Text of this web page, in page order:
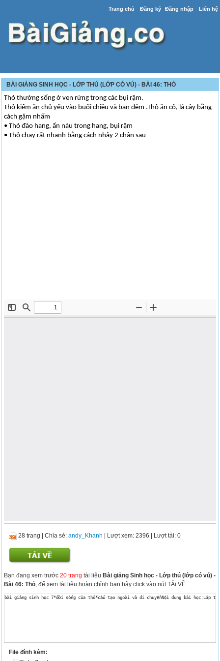
Trang chủ Đăng ký Đăng nhập Liên hệ
BÀI GIẢNG SINH HỌC - LỚP THÚ (LỚP CÓ VÚ) - BÀI 46: THỎ
Thỏ thường sống ở ven rừng trong các bụi rậm.
Thỏ kiếm ăn chủ yếu vào buổi chiều và ban đêm .Thỏ ăn cỏ, lá cây bằng
cách gặm nhấm
• Thỏ đào hang, ẩn náu trong hang, bụi rậm
• Thỏ chạy rất nhanh bằng cách nhảy 2 chân sau
28 trang |Chia sẻ:andy_Khanh | Lượt xem: 2396 | Lượt tải: 0
Bạn đang xem trước20 trang tài liệuBài giảng Sinh học - Lớp thú (lớp có vú) -
Bài 46: Thỏ , để xem tài liệu hoàn chỉnh bạn hãy click vào nút TẢi VỀ
File đính kèm: